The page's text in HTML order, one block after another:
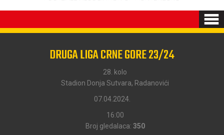
DRUGA LIGA CRNE GORE 23/24
28. kolo
Stadion Donja Sutvara, Radanovići
07.04.2024.
16:00
Broj gledalaca: 350